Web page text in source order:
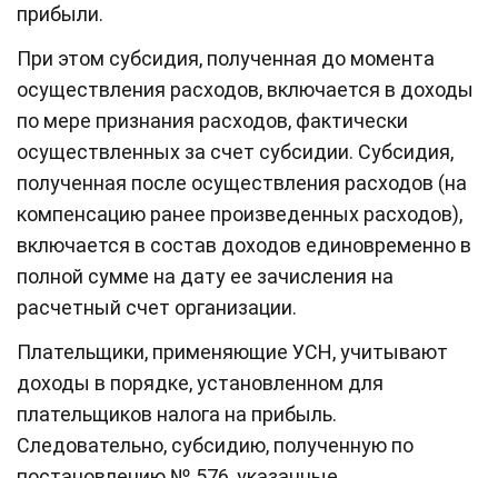
прибыли.
При этом субсидия, полученная до момента
осуществления расходов, включается в доходы
по мере признания расходов, фактически
осуществленных за счет субсидии. Субсидия,
полученная после осуществления расходов (на
компенсацию ранее произведенных расходов),
включается в состав доходов единовременно в
полной сумме на дату ее зачисления на
расчетный счет организации.
Плательщики, применяющие УСН, учитывают
доходы в порядке, установленном для
плательщиков налога на прибыль.
Следовательно, субсидию, полученную по